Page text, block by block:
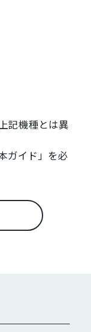
記機種とは異
ガイド」を必